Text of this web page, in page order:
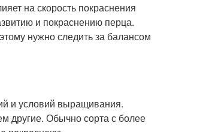
на скорость покраснения
и покраснению перца.
нужно следить за балансом
и условий выращивания.
другие. Обычно сорта с более